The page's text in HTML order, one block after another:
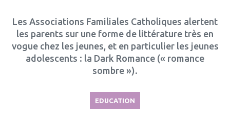
Les Associations Familiales Catholiques alertent
les parents sur une forme de littérature très en
vogue chez les jeunes, et en particulier les jeunes
adolescents : la Dark Romance (« romance
sombre »).
EDUCATION